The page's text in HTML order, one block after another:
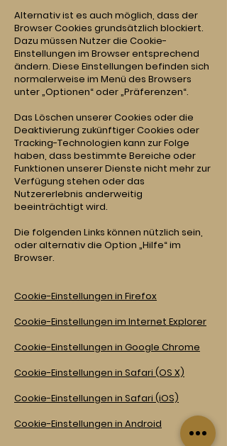
Alternativ ist es auch möglich, dass der
Browser Cookies grundsätzlich blockiert.
Dazu müssen Nutzer die Cookie-
Einstellungen im Browser entsprechend
ändern. Diese Einstellungen befinden sich
normalerweise im Menü des Browsers
unter „Optionen“ oder „Präferenzen“.
Das Löschen unserer Cookies oder die
Deaktivierung zukünftiger Cookies oder
Tracking-Technologien kann zur Folge
haben, dass bestimmte Bereiche oder
Funktionen unserer Dienste nicht mehr zur
Verfügung stehen oder das
Nutzererlebnis anderweitig
beeinträchtigt wird.
Die folgenden Links können nützlich sein,
oder alternativ die Option „Hilfe“ im
Browser.
Cookie-Einstellungen in Firefox
Cookie-Einstellungen im Internet Explorer
Cookie-Einstellungen in Google Chrome
Cookie-Einstellungen in Safari (OS X)
Cookie-Einstellungen in Safari (iOS)
Cookie-Einstellungen in Android